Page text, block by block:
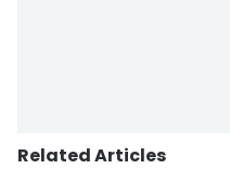
Related Articles